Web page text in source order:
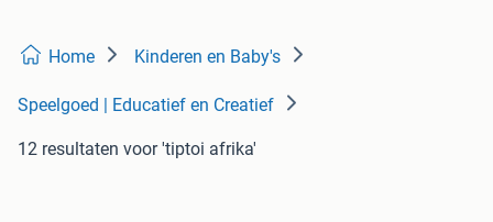
Home Kinderen en Baby's
Speelgoed | Educatief en Creatief
12 resultaten voor 'tiptoi afrika'